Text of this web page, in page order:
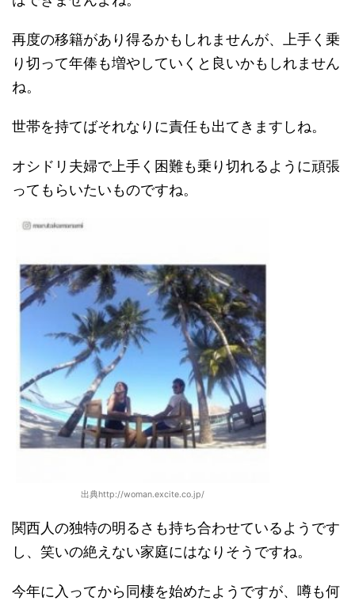
再度の移籍があり得るかもしれませんが、上手く乗
り切って年俸も増やしていくと良いかもしれません
ね。
世帯を持てばそれなりに責任も出てきますしね。
オシドリ夫婦で上手く困難も乗り切れるように頑張
ってもらいたいものですね。
出典http://woman.excite.co.jp/
関西人の独特の明るさも持ち合わせているようです
し、笑いの絶えない家庭にはなりそうですね。
今年に入ってから同棲を始めたようですが、噂も何